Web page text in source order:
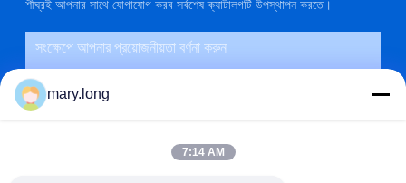
শীঘ্রই আপনার সাথে যোগাযোগ করব সর্বশেষ ক্যাটালগটি উপস্থাপন করতে।
mary.long
7:14 AM